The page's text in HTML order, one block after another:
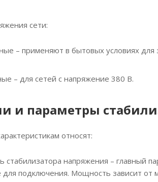
сети:
– применяют в бытовых условиях
– для сетей с напряжение 380 В.
и параметры
относят:
напряжения – главный
для подключения. Мощность зависит